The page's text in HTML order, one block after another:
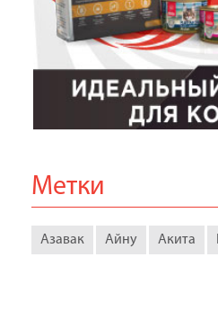
Метки
Азавак Айну Акита